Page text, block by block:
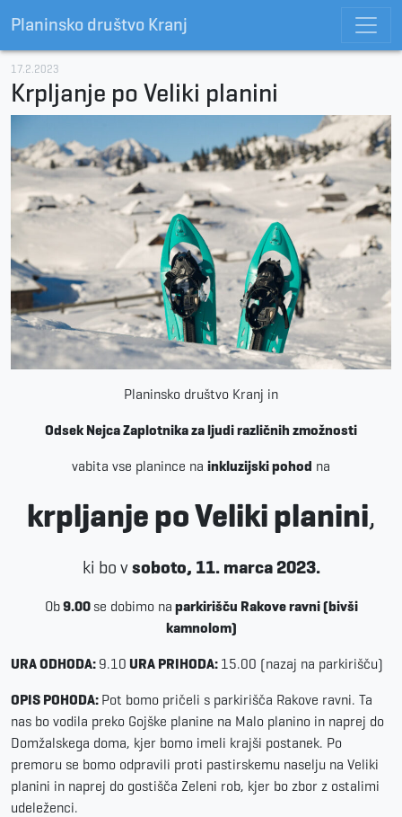
Planinsko društvo Kranj
17.2.2023
Krpljanje po Veliki planini
Planinsko društvo Kranj in
Odsek Nejca Zaplotnika za ljudi različnih zmožnosti
vabita vse planince na inkluzijski pohod na
krpljanje poVeliki planini,
ki bo vsoboto, 11. marca2023.
Ob9.00 se dobimo na parkirišču Rakove ravni (bivši
kamnolom)
URA ODHODA: 9.10 URA PRIHODA: 15.00 (nazaj na parkirišču)
OPIS POHODA: Pot bomo pričeli s parkirišča Rakove ravni. Ta
nas bo vodila preko Gojške planine na Malo planino in naprej do
Domžalskega doma, kjer bomo imeli krajši postanek. Po
premoru se bomo odpravili proti pastirskemu naselju na Veliki
planini in naprej do gostišča Zeleni rob, kjer bo zbor z ostalimi
udeleženci.